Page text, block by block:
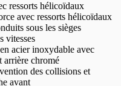
ressorts hélicoïdaux
avec ressorts hélicoïdaux
sous les sièges
vitesses
acier inoxydable avec
arrière chromé
des collisions et
avant